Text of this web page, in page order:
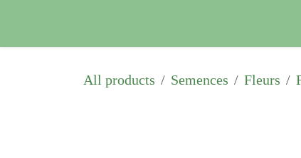
All products Semences Fleurs